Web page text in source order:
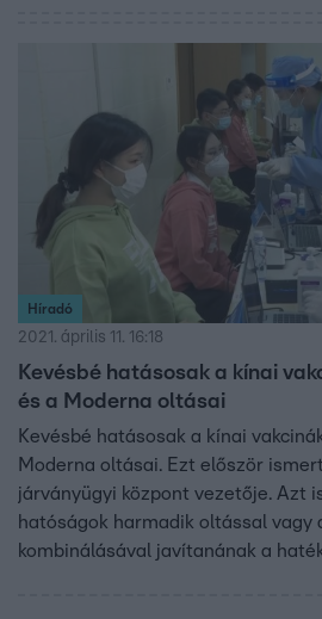
Híradó
2021. április 11. 16:18
Kevésbé hatásosak a kínai
és a Moderna oltásai
Kevésbé hatásosak a kínai
Moderna oltásai. Ezt először
járványügyi központ vezetője. Azt
hatóságok harmadik oltással vagy
kombinálásával javítanának a